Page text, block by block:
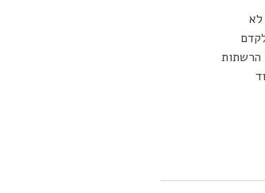
הרשתות